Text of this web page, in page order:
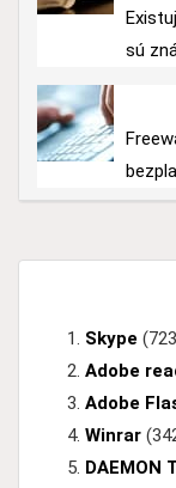
sú
Skype
Adobe
Adobe
Winrar
DAEMON